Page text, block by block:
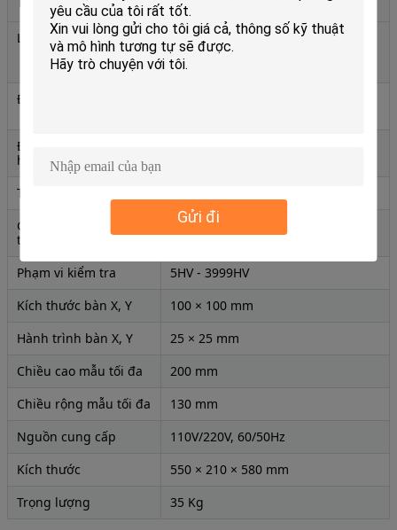
Gửi đi
Lực kiểm tra
(2,94, 4,90, 9,80, 19,6, 29,4, 49,0,
98,0) N
(0,3, 0,5, 1, 2, 3, 5, 10) Kgf
Điều khiển xe đẩy
Độ phóng đại kính
hiển vi
Thời gian giữ
Giá trị chia nhỏ tối
thiểu
0,5μm
Phạm vi kiểm tra
5HV - 3999HV
Kích thước bàn X, Y
100 × 100 mm
Hành trình bàn X, Y
25 × 25 mm
Chiều cao mẫu tối đa
200 mm
Chiều rộng mẫu tối đa
130 mm
Nguồn cung cấp
110V/220V, 60/50Hz
Kích thước
550 × 210 × 580 mm
Trọng lượng
35 Kg